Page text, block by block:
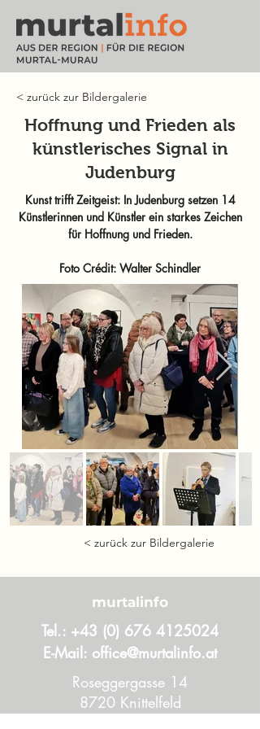
< zurück zur Bildergalerie
Hoffnung und Frieden als
künstlerisches Signal in
Judenburg
Kunst trifft Zeitgeist: In Judenburg setzen 14
Künstlerinnen und Künstler ein starkes Zeichen
für Hoffnung und Frieden.
Foto Crédit: Walter Schindler
< zurück zur Bildergalerie
murtalinfo
Tel.: +43 (0) 676 4125024
E-Mail: office@murtalinfo.at
Roseggergasse 14
8720 Knittelfeld